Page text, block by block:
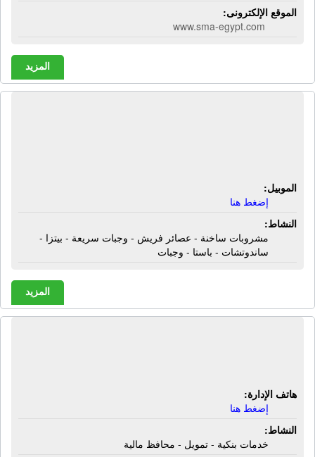
الموقع الإلكترونى:
www.sma-egypt.com
المزيد
الموبيل:
إضغط هنا
النشاط:
مشروبات ساخنة - عصائر فريش - وجبات سريعة - بيتزا -
ساندوتشات - باستا - وجبات
المزيد
هاتف الإدارة:
إضغط هنا
النشاط:
خدمات بنكية - تمويل - محافظ مالية